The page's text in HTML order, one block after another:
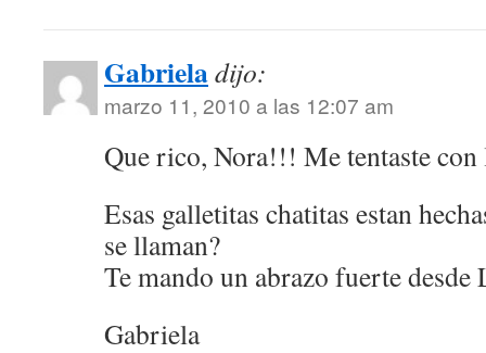
Gabrieladijo:
marzo 11, 2010 a las 12:07 am
Que rico, Nora!!! Me tentaste
Esas galletitas chatitas estan
se llaman?
Te mando un abrazo fuerte desde
Gabriela